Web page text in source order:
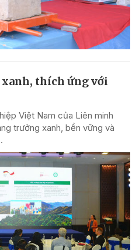
thích ứng với
Việt Nam của Liên minh
trưởng xanh, bền vững và